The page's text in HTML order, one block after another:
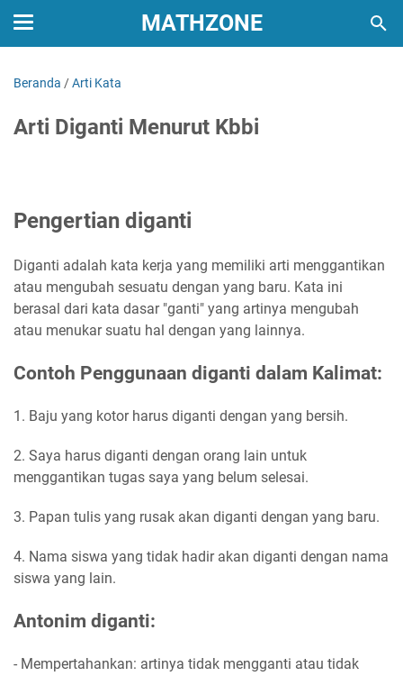
MATHZONE
Beranda /Arti Kata
Arti Diganti Menurut Kbbi
Pengertian diganti
Diganti adalah kata kerja yang memiliki arti menggantikan
atau mengubah sesuatu dengan yang baru. Kata ini
berasal dari kata dasar "ganti" yang artinya mengubah
atau menukar suatu hal dengan yang lainnya.
Contoh Penggunaan diganti dalam Kalimat:
1. Baju yang kotor harus diganti dengan yang bersih.
2. Saya harus diganti dengan orang lain untuk
menggantikan tugas saya yang belum selesai.
3. Papan tulis yang rusak akan diganti dengan yang baru.
4. Nama siswa yang tidak hadir akan diganti dengan nama
siswa yang lain.
Antonim diganti:
- Mempertahankan: artinya tidak mengganti atau tidak